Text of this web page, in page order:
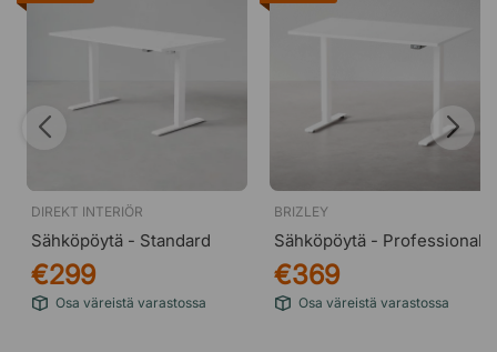
DIREKT INTERIÖR
Sähköpöytä - Standard
€299
Osa väreistä varastossa
BRIZLEY
Sähköpöytä - Professional
€369
Osa väreistä varastossa